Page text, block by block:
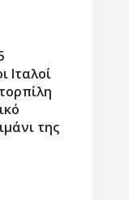
Ιταλοί
της